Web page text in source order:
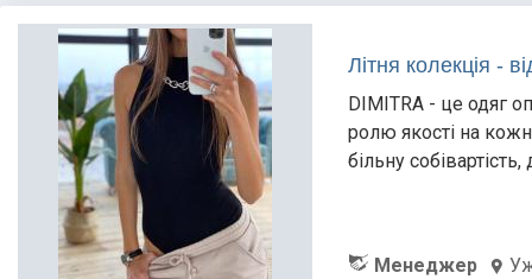
Літня колекція -
DIMITRA - це одяг
ролю якості на
більну
Менеджер